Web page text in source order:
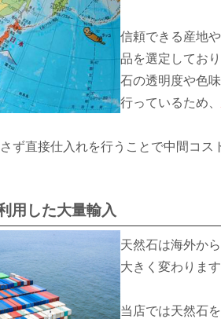
信頼できる産地
品を選定してお
石の透明度や色
行っているため、
ず直接仕入れを行うことで中間コ
用した大量輸入
天然石は海外か
大きく変わりま
当店では天然石